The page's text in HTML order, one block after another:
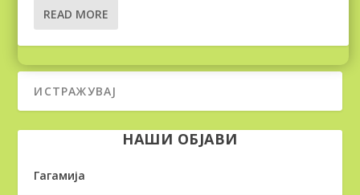
READ MORE
НАШИ ОБЈАВИ
Гагамија